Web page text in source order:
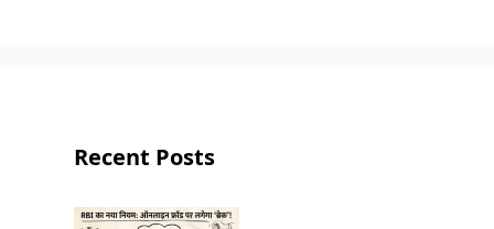
Recent Posts